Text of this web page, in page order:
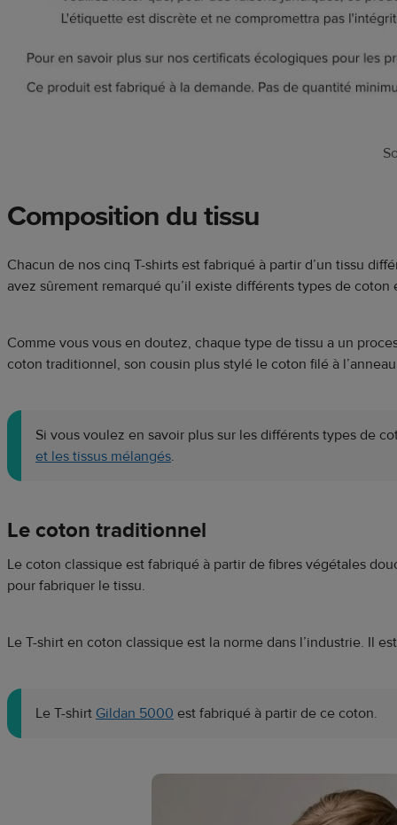
Composition du tissu
Chacun de nos cinq T-shirts est fabriqué à partir d’un tissu
avez sûrement remarqué qu’il existe différents types de coton
Comme vous vous en doutez, chaque type de tissu a un
coton traditionnel, son cousin plus stylé le coton filé à
Si vous voulez en savoir plus sur les différents types de
et les tissus mélangés.
Le coton traditionnel
Le coton classique est fabriqué à partir de fibres végétales
pour fabriquer le tissu.
Le T-shirt en coton classique est la norme dans l’industrie. Il
Le T-shirt Gildan 5000 est fabriqué à partir de ce coton.